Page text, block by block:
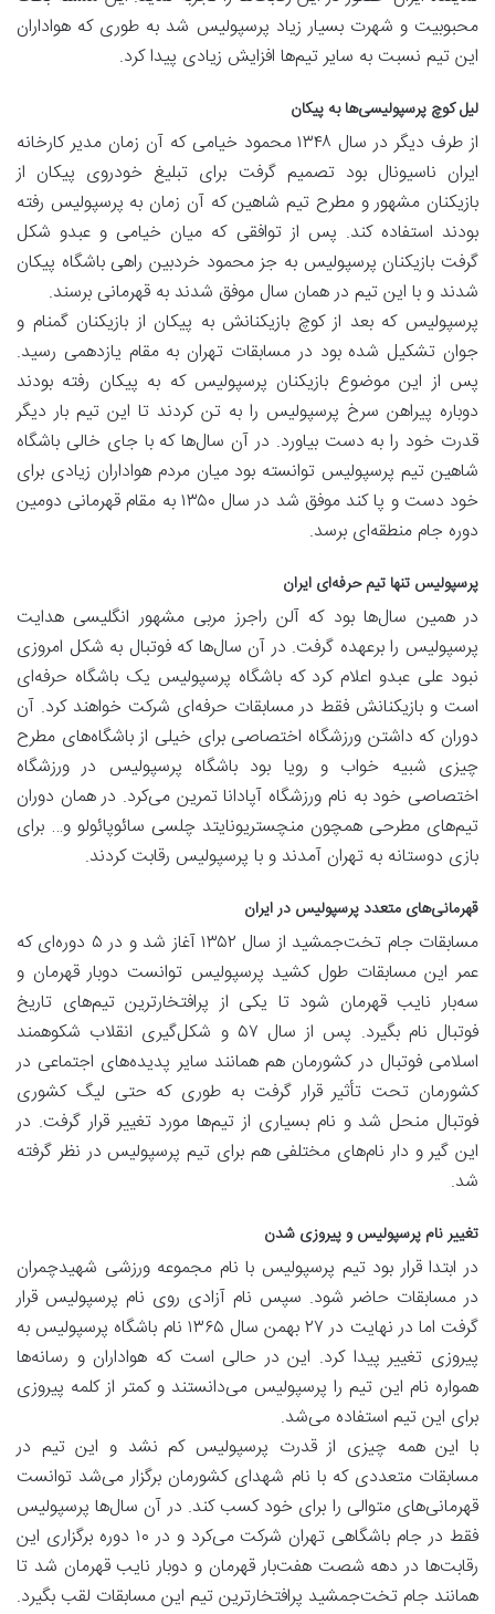
محبوبیت و شهرت بسیار زیاد پرسپولیس شد به طوری که هواداران
این تیم نسبت به سایر تیم‌ها افزایش زیادی پیدا کرد.
لیل کوچ پرسپولیسی‌ها به پیکان
از طرف دیگر در سال ۱۳۴۸ محمود خیامی که آن زمان مدیر کارخانه
ایران ناسیونال بود تصمیم گرفت برای تبلیغ خودروی پیکان از
بازیکنان مشهور و مطرح تیم شاهین که آن زمان به پرسپولیس رفته
بودند استفاده کند. پس از توافقی که میان خیامی و عبدو شکل
گرفت بازیکنان پرسپولیس به جز محمود خردبین راهی باشگاه پیکان
شدند و با این تیم در همان سال موفق شدند به قهرمانی برسند.
پرسپولیس که بعد از کوچ بازیکنانش به پیکان از بازیکنان گمنام و
جوان تشکیل شده بود در مسابقات تهران به مقام یازدهمی رسید.
پس از این موضوع بازیکنان پرسپولیس که به پیکان رفته بودند
دوباره پیراهن سرخ پرسپولیس را به تن کردند تا این تیم بار دیگر
قدرت خود را به دست بیاورد. در آن سال‌ها که با جای خالی باشگاه
شاهین تیم پرسپولیس توانسته بود میان مردم هواداران زیادی برای
خود دست و پا کند موفق شد در سال ۱۳۵۰ به مقام قهرمانی دومین
دوره جام منطقه‌ای برسد.
پرسپولیس تنها تیم حرفه‌ای ایران
در همین سال‌ها بود که آلن راجرز مربی مشهور انگلیسی هدایت
پرسپولیس را برعهده گرفت. در آن سال‌ها که فوتبال به شکل امروزی
نبود علی عبدو اعلام کرد که باشگاه پرسپولیس یک باشگاه حرفه‌ای
است و بازیکنانش فقط در مسابقات حرفه‌ای شرکت خواهند کرد. آن
دوران که داشتن ورزشگاه اختصاصی برای خیلی از باشگاه‌های مطرح
چیزی شبیه خواب و رویا بود باشگاه پرسپولیس در ورزشگاه
اختصاصی خود به نام ورزشگاه آپادانا تمرین می‌کرد. در همان دوران
تیم‌های مطرحی همچون منچستریونایتد چلسی سائوپائولو و… برای
بازی دوستانه به تهران آمدند و با پرسپولیس رقابت کردند.
قهرمانی‌های متعدد پرسپولیس در ایران
مسابقات جام تخت‌جمشید از سال ۱۳۵۲ آغاز شد و در ۵ دوره‌ای که
عمر این مسابقات طول کشید پرسپولیس توانست دوبار قهرمان و
سه‌بار نایب قهرمان شود تا یکی از پرافتخارترین تیم‌های تاریخ
فوتبال نام بگیرد. پس از سال ۵۷ و شکل‌گیری انقلاب شکوهمند
اسلامی فوتبال در کشورمان هم همانند سایر پدیده‌های اجتماعی در
کشورمان تحت تأثیر قرار گرفت به طوری که حتی لیگ کشوری
فوتبال منحل شد و نام بسیاری از تیم‌ها مورد تغییر قرار گرفت. در
این گیر و دار نام‌های مختلفی هم برای تیم پرسپولیس در نظر گرفته
شد.
تغییر نام پرسپولیس و پیروزی شدن
در ابتدا قرار بود تیم پرسپولیس با نام مجموعه ورزشی شهیدچمران
در مسابقات حاضر شود. سپس نام آزادی روی نام پرسپولیس قرار
گرفت اما در نهایت در ۲۷ بهمن سال ۱۳۶۵ نام باشگاه پرسپولیس به
پیروزی تغییر پیدا کرد. این در حالی است که هواداران و رسانه‌ها
همواره نام این تیم را پرسپولیس می‌دانستند و کمتر از کلمه پیروزی
برای این تیم استفاده می‌شد.
با این همه چیزی از قدرت پرسپولیس کم نشد و این تیم در
مسابقات متعددی که با نام شهدای کشورمان برگزار می‌شد توانست
قهرمانی‌های متوالی را برای خود کسب کند. در آن سال‌ها پرسپولیس
فقط در جام باشگاهی تهران شرکت می‌کرد و در ۱۰ دوره برگزاری این
رقابت‌ها در دهه شصت هفت‌بار قهرمان و دوبار نایب قهرمان شد تا
همانند جام تخت‌جمشید پرافتخارترین تیم این مسابقات لقب بگیرد.